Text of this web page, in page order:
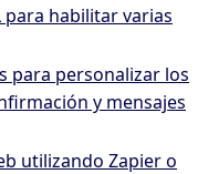
habilitar varias
para personalizar los
y mensajes
utilizando Zapier o